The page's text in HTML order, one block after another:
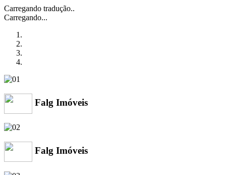
Carregando tradução..
Carregando...
Falg Imóveis
Falg Imóveis